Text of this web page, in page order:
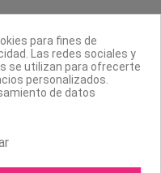
para fines de
Las redes sociales y
se utilizan para ofrecerte
personalizados.
de datos